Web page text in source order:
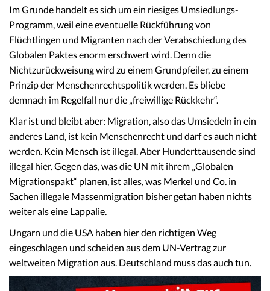
Im Grunde handelt es sich um ein riesiges Umsiedlungs-
Programm, weil eine eventuelle Rückführung von
Flüchtlingen und Migranten nach der Verabschiedung des
Globalen Paktes enorm erschwert wird. Denn die
Nichtzurückweisung wird zu einem Grundpfeiler, zu einem
Prinzip der Menschenrechtspolitik werden. Es bliebe
demnach im Regelfall nur die „freiwillige Rückkehr“.
Klar ist und bleibt aber: Migration, also das Umsiedeln in ein
anderes Land, ist kein Menschenrecht und darf es auch nicht
werden. Kein Mensch ist illegal. Aber Hunderttausende sind
illegal hier. Gegen das, was die UN mit ihrem „Globalen
Migrationspakt“ planen, ist alles, was Merkel und Co. in
Sachen illegale Massenmigration bisher getan haben nichts
weiter als eine Lappalie.
Ungarn und die USA haben hier den richtigen Weg
eingeschlagen und scheiden aus dem UN-Vertrag zur
weltweiten Migration aus. Deutschland muss das auch tun.